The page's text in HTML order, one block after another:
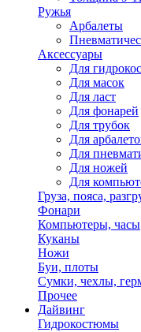
Ружья
Арбалеты
Аксессуары
Для
Для масок
Для ласт
Для фонарей
Для трубок
Для
Для
Для ножей
Для
Груза, пояса,
Фонари
Компьютеры, часы
Куканы
Ножи
Буи, плоты
Сумки, чехлы,
Прочее
Дайвинг
Гидрокостюмы